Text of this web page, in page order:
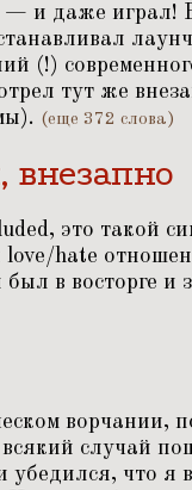
и даже играл!
(!)
тут же
(еще 372 слова)
это такой
love/hate
в восторге
ворчании,
случай
убедился, что я